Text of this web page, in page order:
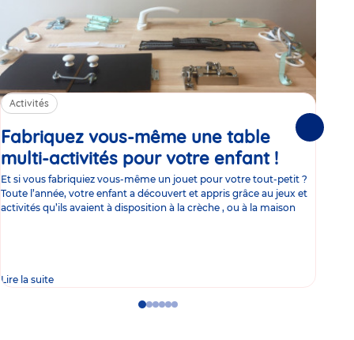
Activités
Fabriquez vous-même une table
multi-activités pour votre enfant !
Et si vous fabriquiez vous-même un jouet pour votre tout-petit ?
Toute l’année, votre enfant a découvert et appris grâce au jeux et
activités qu’ils avaient à disposition à la crèche , ou à la maison
Lire la suite
GoGoGoGo
GoGo